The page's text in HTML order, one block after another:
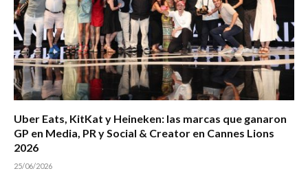
Uber Eats, KitKat y Heineken: las marcas que ganaron
GP en Media, PR y Social & Creator en Cannes Lions
2026
25/06/2026